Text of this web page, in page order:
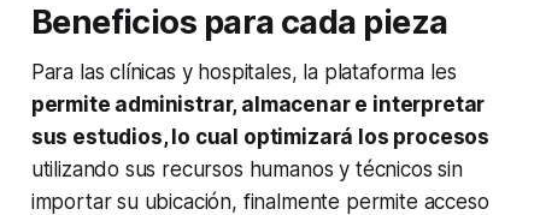
Beneficios para cada pieza
Para las clínicas y hospitales, la plataforma les
permite administrar, almacenar e interpretar
sus estudios, lo cual optimizará los procesos
utilizando sus recursos humanos y técnicos sin
importar su ubicación, finalmente permite acceso